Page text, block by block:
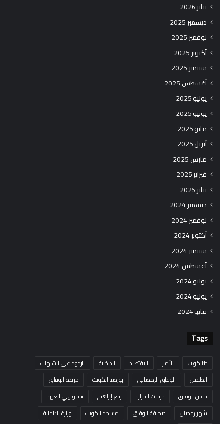
يناير 2026
ديسمبر 2025
نوفمبر 2025
أكتوبر 2025
سبتمبر 2025
أغسطس 2025
يوليو 2025
يونيو 2025
مايو 2025
أبريل 2025
مارس 2025
فبراير 2025
يناير 2025
ديسمبر 2024
نوفمبر 2024
أكتوبر 2024
سبتمبر 2024
أغسطس 2024
يوليو 2024
يونيو 2024
مايو 2024
Tags
#الكويت الأمير الاقتصاد الداخلية
الردود على الشبهات
الطقس
الوفاق الرمضاني بورصة الكويت
جريدة الوفاق
خاص الوفاق
درجات الحرارة ربيع إبراهيم
سمو ولي العهد
شهر رمضان
صحيفة الوفاق مساجد الكويت
وزارة الداخلية